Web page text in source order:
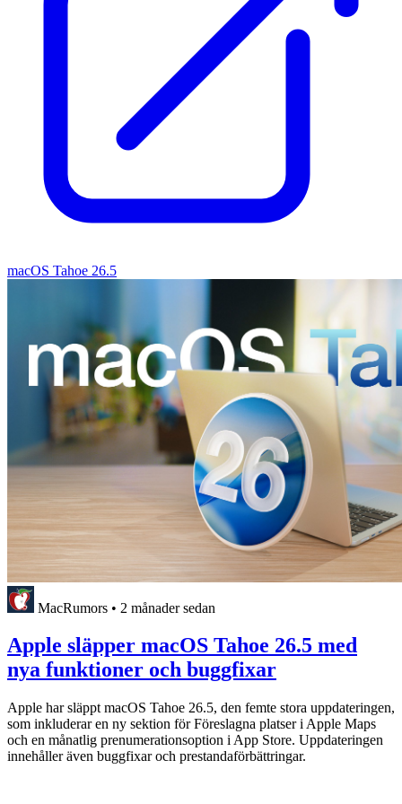
macOS Tahoe 26.5
MacRumors • 2 månader sedan
Apple släpper macOS Tahoe 26.5 med
nya funktioner och buggfixar
Apple har släppt macOS Tahoe 26.5, den femte stora uppdateringen,
som inkluderar en ny sektion för Föreslagna platser i Apple Maps
och en månatlig prenumerationsoption i App Store. Uppdateringen
innehåller även buggfixar och prestandaförbättringar.